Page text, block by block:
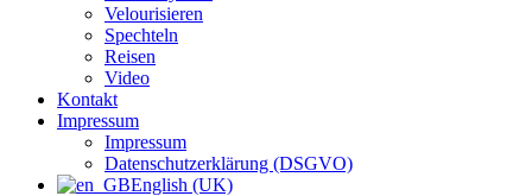
Velourisieren
Spechteln
Reisen
Video
Kontakt
Impressum
Impressum
Datenschutzerklärung (DSGVO)
English (UK)